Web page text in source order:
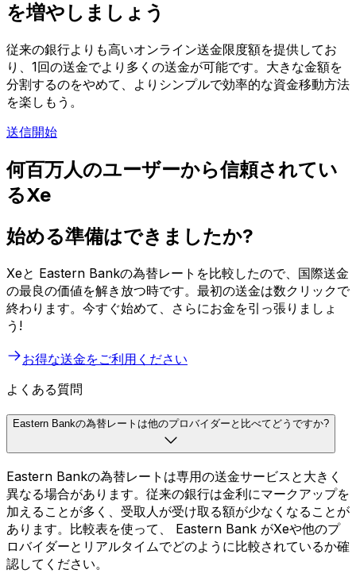
を増やしましょう
従来の銀行よりも高いオンライン送金限度額を提供してお
り、1回の送金でより多くの送金が可能です。大きな金額を
分割するのをやめて、よりシンプルで効率的な資金移動方法
を楽しもう。
送信開始
何百万人のユーザーから信頼されてい
るXe
始める準備はできましたか?
Xeと Eastern Bankの為替レートを比較したので、国際送金
の最良の価値を解き放つ時です。最初の送金は数クリックで
終わります。今すぐ始めて、さらにお金を引っ張りましょ
う!
お得な送金をご利用ください
よくある質問
Eastern Bankの為替レートは他のプロバイダーと比べてどうですか?
Eastern Bankの為替レートは専用の送金サービスと大きく
異なる場合があります。従来の銀行は金利にマークアップを
加えることが多く、受取人が受け取る額が少なくなることが
あります。比較表を使って、 Eastern Bank がXeや他のプ
ロバイダーとリアルタイムでどのように比較されているか確
認してください。